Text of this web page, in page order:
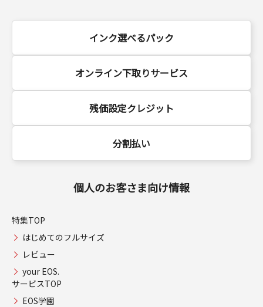
インク選べるパック
オンライン下取りサービス
残価設定クレジット
分割払い
個人のお客さま向け情報
特集TOP
はじめてのフルサイズ
レビュー
your EOS.
サービスTOP
EOS学園